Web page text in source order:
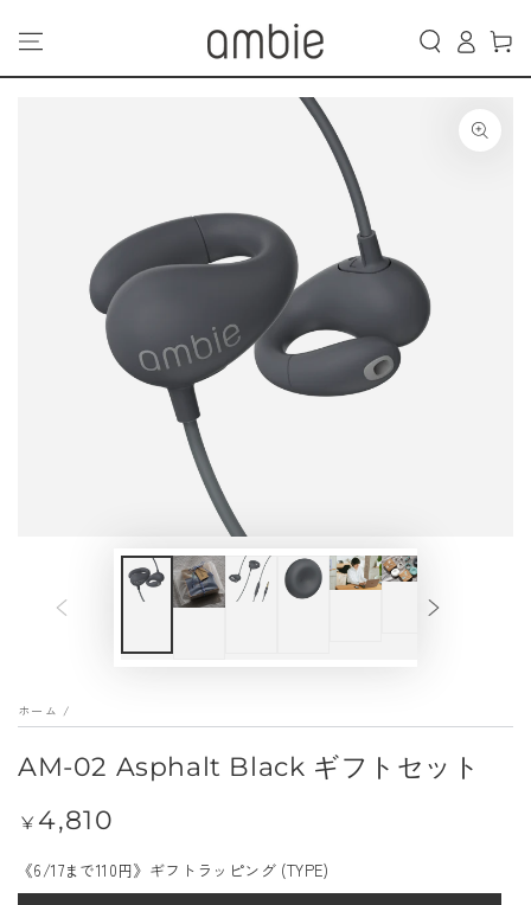
プする
イ
ー
ト
モ
ー
デ
ィ
ホーム /
AM-02 Asphalt Black ギフトセット
定
¥ 4,810
《6/17まで110円》ギフトラッピング (TYPE)